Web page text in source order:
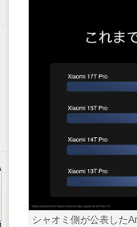
シャオミ側が公表した